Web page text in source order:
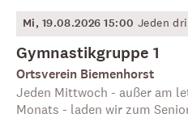
Mi, 19.08.2026 15:00 Jeden
Gymnastikgruppe 1
Ortsverein Biemenhorst
Jeden Mittwoch - außer am
Monats - laden wir zum